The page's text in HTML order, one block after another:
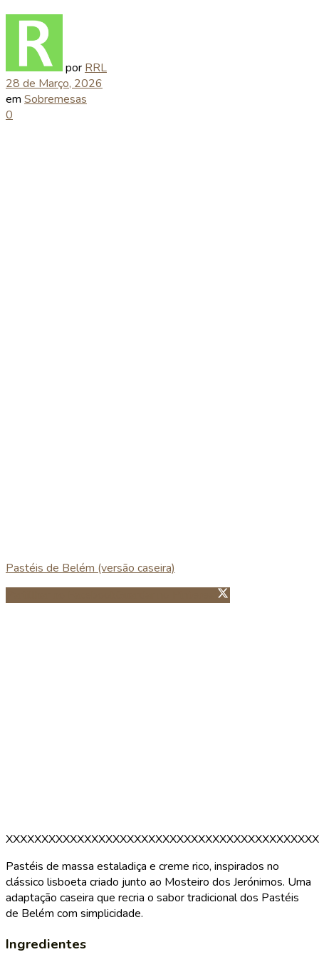
por RRL
28 de Março, 2026
em Sobremesas
0
Pastéis de Belém (versão caseira)
Guardar no Pinterest
Pastéis de massa estaladiça e creme rico, inspirados no
clássico lisboeta criado junto ao Mosteiro dos Jerónimos. Uma
adaptação caseira que recria o sabor tradicional dos Pastéis
de Belém com simplicidade.
Ingredientes